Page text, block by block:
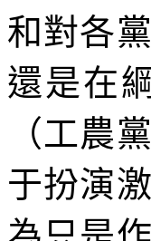
和對各
還是在
（工農
于扮演